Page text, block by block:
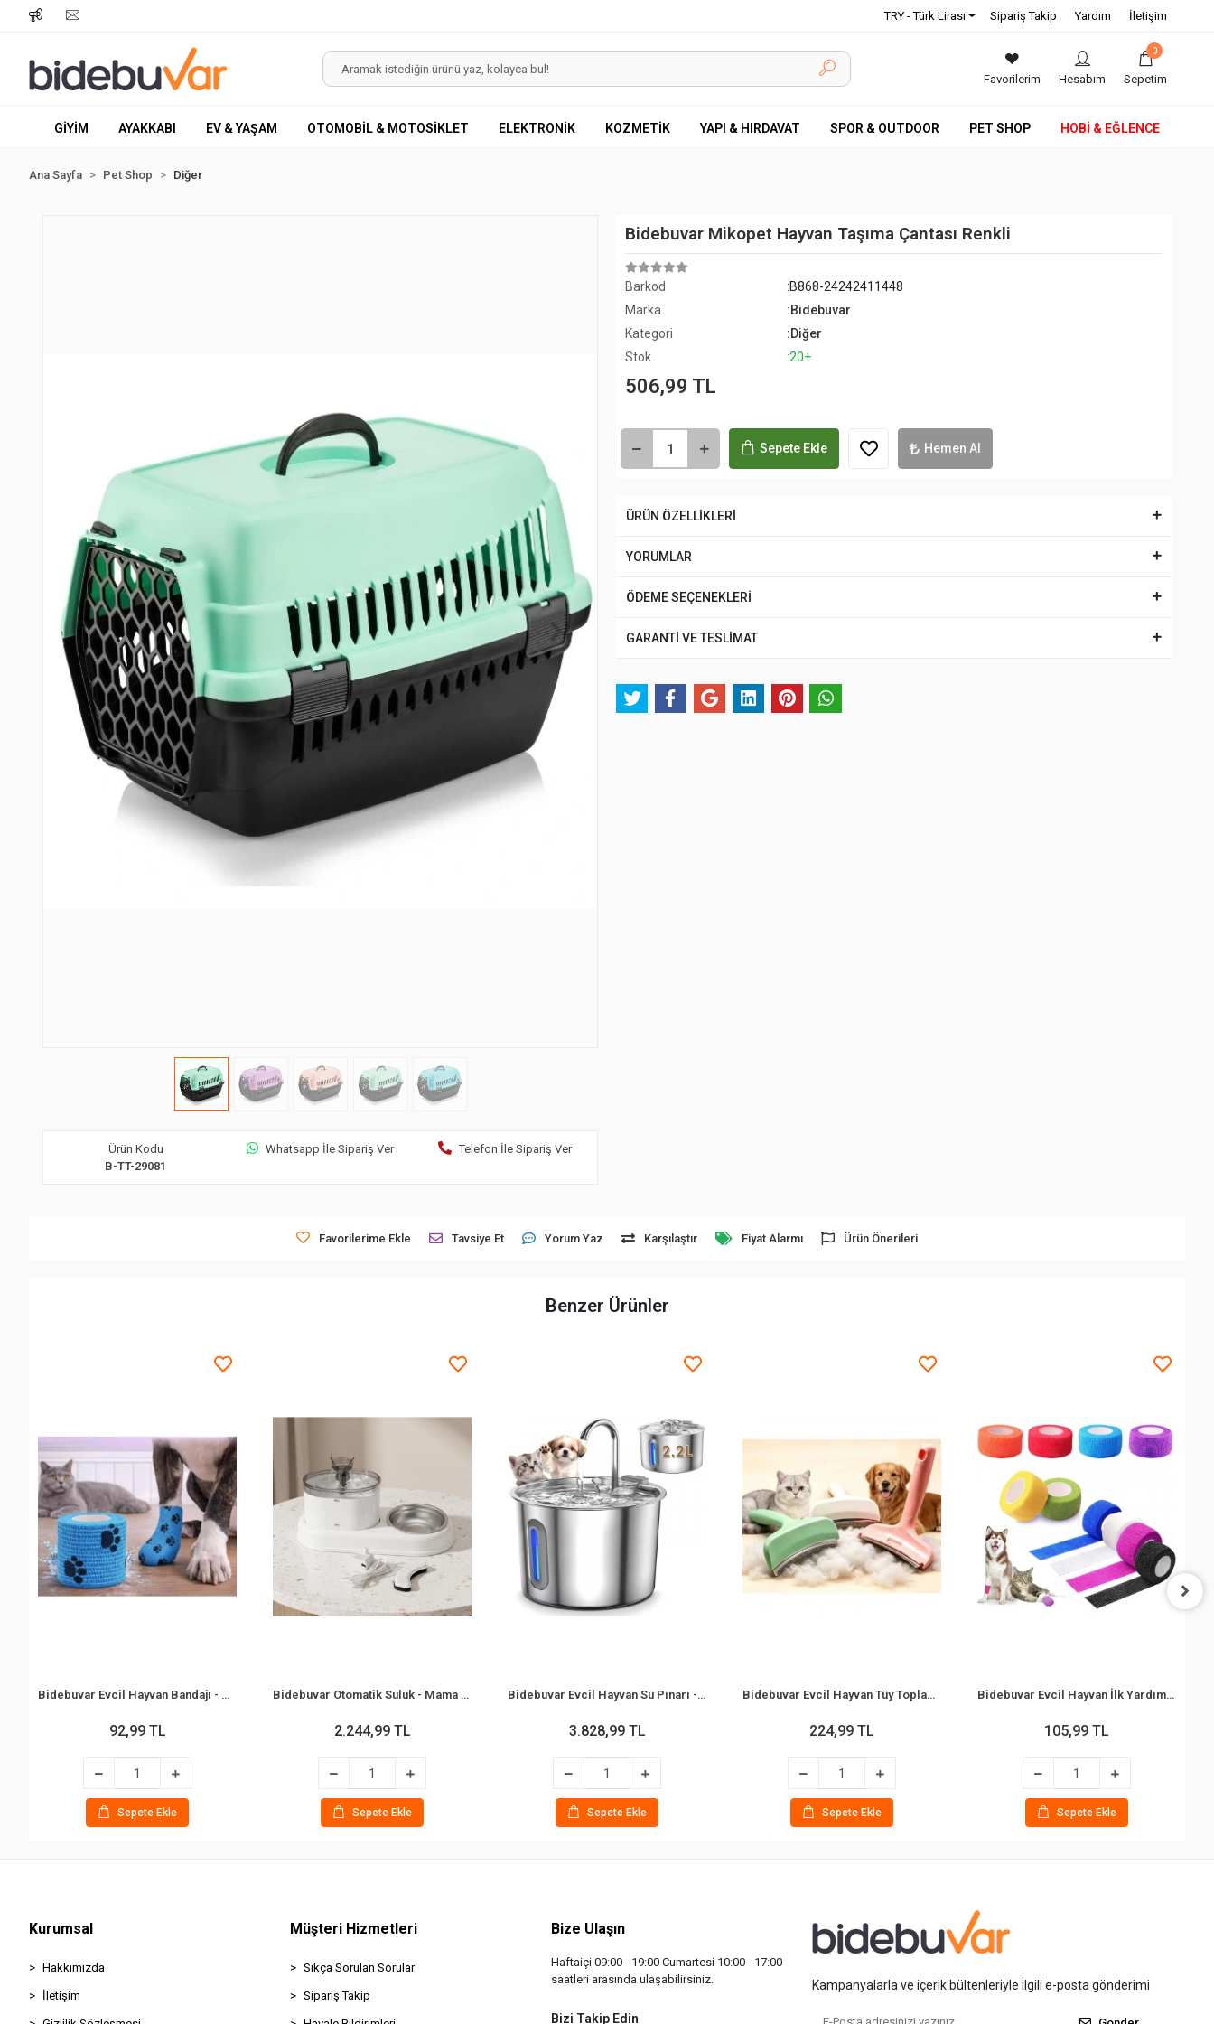
TRY - Türk Lirası Sipariş Takip Yardım İletişim
Favorilerim Hesabım
0
Sepetim
GİYİM AYAKKABI EV & YAŞAM OTOMOBİL & MOTOSİKLET ELEKTRONİK KOZMETİK YAPI & HIRDAVAT SPOR & OUTDOOR PET SHOP HOBİ & EĞLENCE
Ana Sayfa Pet Shop Diğer
Ürün Kodu
B-TT-29081
Whatsapp İle Sipariş Ver Telefon İle Sipariş Ver
Bidebuvar Mikopet Hayvan Taşıma Çantası Renkli
Barkod
:B868-24242411448
Marka
:Bidebuvar
Kategori
:Diğer
Stok
:20+
506,99 TL
Sepete Ekle Hemen Al
ÜRÜN ÖZELLİKLERİ
YORUMLAR
ÖDEME SEÇENEKLERİ
GARANTİ VE TESLİMAT
Favorilerime Ekle Tavsiye Et Yorum Yaz Karşılaştır Fiyat Alarmı Ürün Önerileri
Benzer Ürünler
Bidebuvar Evcil Hayvan Bandajı - Pati Desenli - Esnek - Suya Dayanıklı - 7x4 cm
92,99 TL
Sepete Ekle
Bidebuvar Otomatik Suluk - Mama Kabı Hazneli - Evcil Hayvan Su Pınarı
2.244,99 TL
Sepete Ekle
Bidebuvar Evcil Hayvan Su Pınarı - Paslanmaz Çelik - 2.2 Litre Kapasite
3.828,99 TL
Sepete Ekle
Bidebuvar Evcil Hayvan Tüy Toplama Tarağı - Metal Uçlu - Paslanmaz Çelik
224,99 TL
Sepete Ekle
Bidebuvar Evcil Hayvan İlk Yardım Bandajı - Kendinden Yapışkanlı (5 cm x 4.5 m)
105,99 TL
Sepete Ekle
Kurumsal
Hakkımızda
İletişim
Müşteri Hizmetleri
Sıkça Sorulan Sorular
Sipariş Takip
Bize Ulaşın
Haftaiçi 09:00 - 19:00 Cumartesi 10:00 - 17:00
saatleri arasında ulaşabilirsiniz.
Bizi Takip Edin
Kampanyalarla ve içerik bültenleriyle ilgili e-posta gönderimi